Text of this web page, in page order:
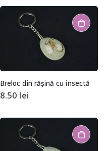
Breloc din rășină cu insectă
8.50 lei